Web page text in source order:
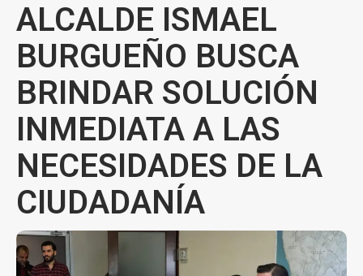
ALCALDE ISMAEL
BURGUEÑO BUSCA
BRINDAR SOLUCIÓN
INMEDIATA A LAS
NECESIDADES DE LA
CIUDADANÍA